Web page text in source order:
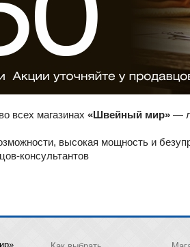
во всех магазинах «Швейный мир» —
высокая мощность и
консультантов